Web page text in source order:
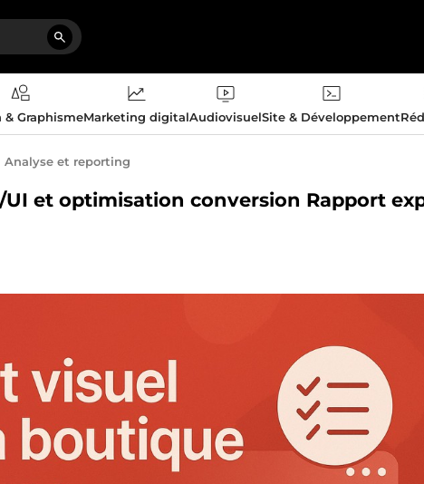
& GraphismeMarketing digitalAudiovisuelSite & Développement
Analyse et reporting
et optimisation conversion Rapport